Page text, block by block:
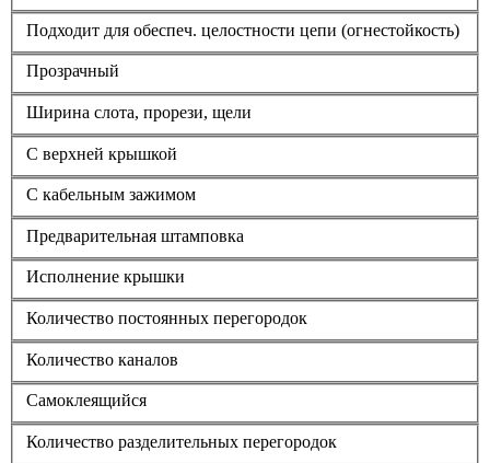
Подходит для обеспеч. целостности цепи (огнестойкость)
Прозрачный
Ширина слота, прорези, щели
С верхней крышкой
С кабельным зажимом
Предварительная штамповка
Исполнение крышки
Количество постоянных перегородок
Количество каналов
Самоклеящийся
Количество разделительных перегородок